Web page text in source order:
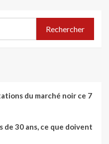
Rechercher
du marché noir ce 7
de 30 ans, ce que doivent